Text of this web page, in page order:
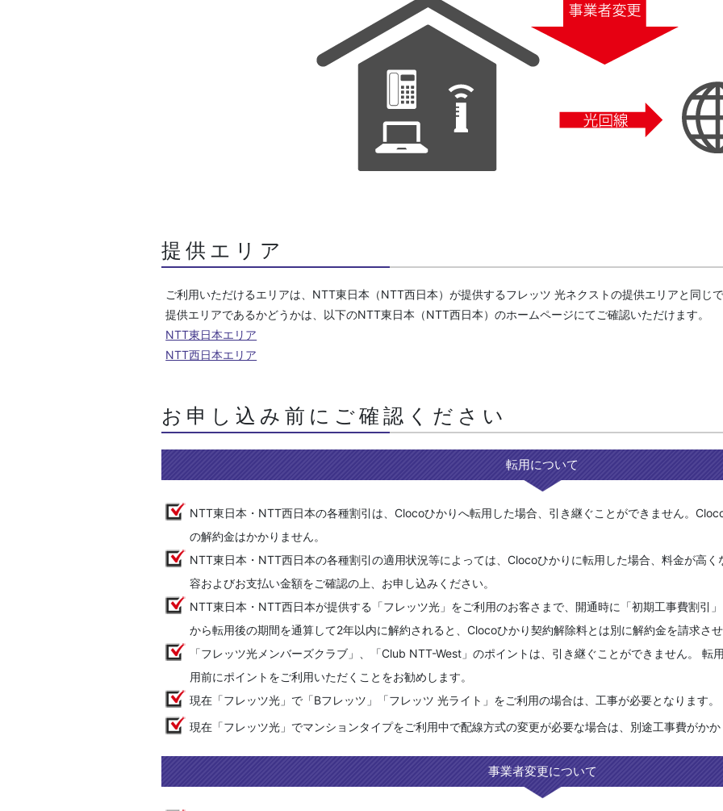
提供エリア
ご利用いただけるエリアは、NTT東日本（NTT西日本）が提供するフレッツ 光ネクストの提供エリアと同じ
提供エリアであるかどうかは、以下のNTT東日本（NTT西日本）のホームページにてご確認いただけます。
NTT東日本エリア
NTT西日本エリア
お申し込み前にご確認ください
転用について
NTT東日本・NTT西日本の各種割引は、Clocoひかりへ転用した場合、引き継ぐことができません。
の解約金はかかりません。
NTT東日本・NTT西日本の各種割引の適用状況等によっては、Clocoひかりに転用した場合、料金が高
容およびお支払い金額をご確認の上、お申し込みください。
NTT東日本・NTT西日本が提供する「フレッツ光」をご利用のお客さまで、開通時に「初期工事費割引
から転用後の期間を通算して2年以内に解約されると、Clocoひかり契約解除料とは別に解約金を請求さ
「フレッツ光メンバーズクラブ」、「Club NTT-West」のポイントは、引き継ぐことができません。 転
用前にポイントをご利用いただくことをお勧めします。
現在「フレッツ光」で「Bフレッツ」「フレッツ 光ライト」をご利用の場合は、工事が必要となります。
現在「フレッツ光」でマンションタイプをご利用中で配線方式の変更が必要な場合は、別途工事費がか
事業者変更について